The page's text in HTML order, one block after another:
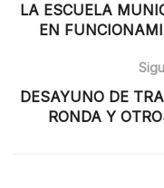
LA ESCUELA
EN
DESAYUNO DE
RONDA Y